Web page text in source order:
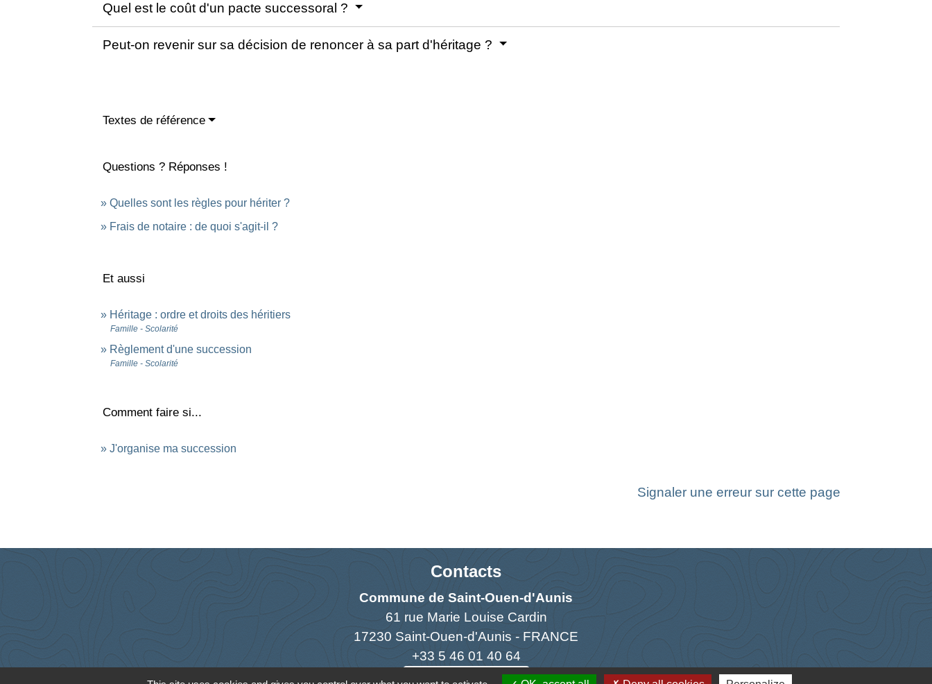
Quel est le coût d'un pacte successoral ?
Peut-on revenir sur sa décision de renoncer à sa part d'héritage ?
Textes de référence
Questions ? Réponses !
Quelles sont les règles pour hériter ?
Frais de notaire : de quoi s'agit-il ?
Et aussi
Héritage : ordre et droits des héritiers
Famille - Scolarité
Règlement d'une succession
Famille - Scolarité
Comment faire si...
J'organise ma succession
Signaler une erreur sur cette page
Contacts
Commune de Saint-Ouen-d'Aunis
61 rue Marie Louise Cardin
17230 Saint-Ouen-d'Aunis - FRANCE
+33 5 46 01 40 64
Contact par formulaire